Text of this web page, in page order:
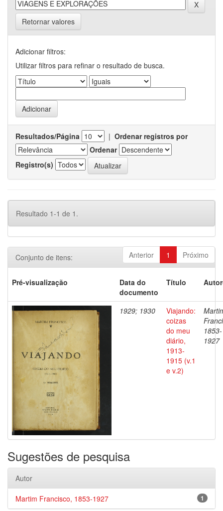
Retornar valores
Adicionar filtros:
Utilizar filtros para refinar o resultado de busca.
Resultados/Página | Ordenar registros por
Ordenar
Registro(s)
Resultado 1-1 de 1.
Anterior 1 Próximo
Conjunto de itens:
Pré-visualização
Data do
documento
Título
1929; 1930
Viajando:
coizas
do meu
diário,
1913-
1915 (v.1
e v.2)
1853-
1927
Sugestões de pesquisa
Autor
1
Martim Francisco, 1853-1927